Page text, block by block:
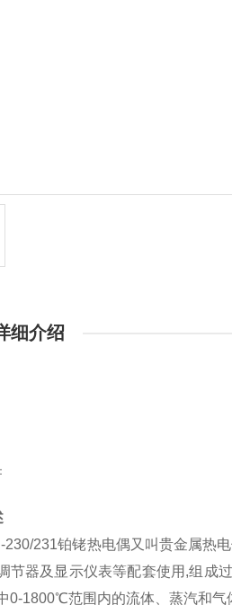
细介绍
231铂铑热电偶又叫贵金属热
节器及显示仪表等配套使用,组成
0-1800℃范围内的流体、蒸汽和气